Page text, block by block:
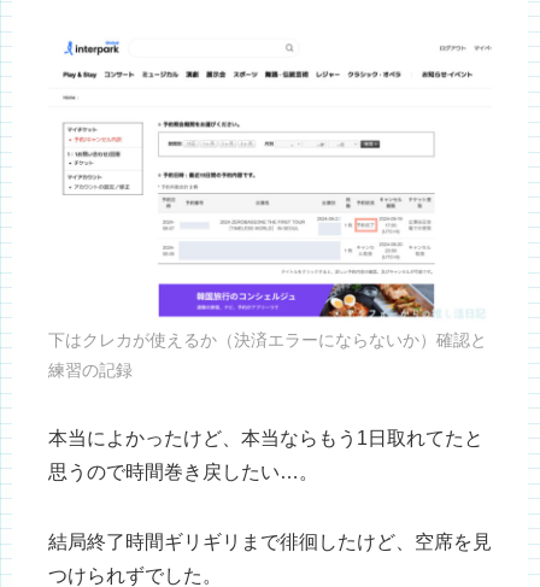
下はクレカが使えるか（決済エラーにならないか）確認と
練習の記録
本当によかったけど、本当ならもう1日取れてたと
思うので時間巻き戻したい…。
結局終了時間ギリギリまで徘徊したけど、空席を見
つけられずでした。